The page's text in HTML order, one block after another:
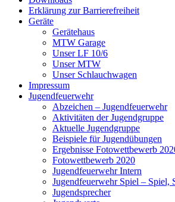
Erklärung zur Barriere­frei­heit
Geräte
Gerätehaus
MTW Garage
Unser LF 10/6
Unser MTW
Unser Schlauchwagen
Impressum
Jugendfeuerwehr
Abzeichen – Jugendfeuerwehr
Aktivitäten der Jugendgruppe
Aktuelle Jugendgruppe
Beispiele für Jugendübungen
Ergebnisse Fotowettbewerb
Fotowettbewerb 2020
Jugendfeuerwehr Intern
Jugendfeuerwehr Spiel – Spiel,
Jugendsprecher